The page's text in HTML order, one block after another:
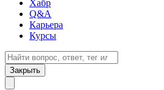
Хабр
Q&A
Карьера
Курсы
Закрыть